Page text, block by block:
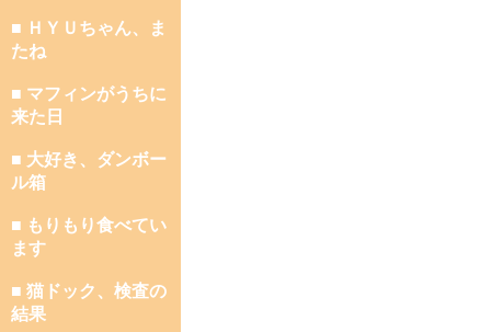
■ ＨＹＵちゃん、ま
たね
■ マフィンがうちに
来た日
■ 大好き、ダンボー
ル箱
■ もりもり食べてい
ます
■ 猫ドック、検査の
結果